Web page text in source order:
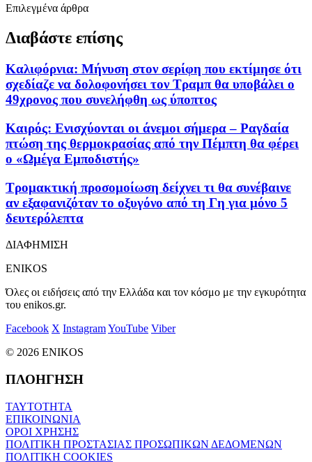
Επιλεγμένα άρθρα
Διαβάστε επίσης
Καλιφόρνια: Μήνυση στον σερίφη που εκτίμησε ότι
σχεδίαζε να δολοφονήσει τον Τραμπ θα υποβάλει ο
49χρονος που συνελήφθη ως ύποπτος
Καιρός: Ενισχύονται οι άνεμοι σήμερα – Ραγδαία
πτώση της θερμοκρασίας από την Πέμπτη θα φέρει
ο «Ωμέγα Εμποδιστής»
Τρομακτική προσομοίωση δείχνει τι θα συνέβαινε
αν εξαφανιζόταν το οξυγόνο από τη Γη για μόνο 5
δευτερόλεπτα
ΔΙΑΦΗΜΙΣΗ
ENIKOS
Όλες οι ειδήσεις από την Ελλάδα και τον κόσμο με την εγκυρότητα
του enikos.gr.
Facebook X InstagramYouTube Viber
© 2026 ENIKOS
ΠΛΟΗΓΗΣΗ
ΤΑΥΤΟΤΗΤΑ
ΕΠΙΚΟΙΝΩΝΙΑ
ΟΡΟΙ ΧΡΗΣΗΣ
ΠΟΛΙΤΙΚΗ ΠΡΟΣΤΑΣΙΑΣ ΠΡΟΣΩΠΙΚΩΝ ΔΕΔΟΜΕΝΩΝ
ΠΟΛΙΤΙΚΗ COOKIES